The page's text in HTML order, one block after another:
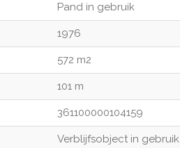
Pand in gebruik
1976
572 m2
101 m
361100000104159
Verblijfsobject in gebruik